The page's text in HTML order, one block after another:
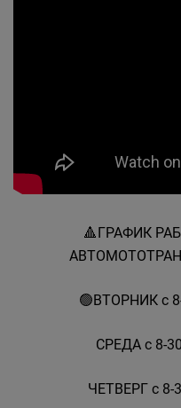
🔺️ГРАФИК
🟢ВТОРНИК с
СРЕДА с 8-
ЧЕТВЕРГ с 8-